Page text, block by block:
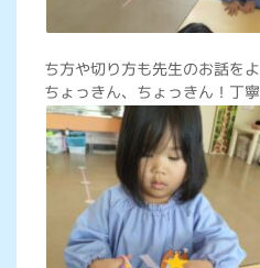
ち方や切り方も先生のお話を
ちょっきん、ちょっきん！丁